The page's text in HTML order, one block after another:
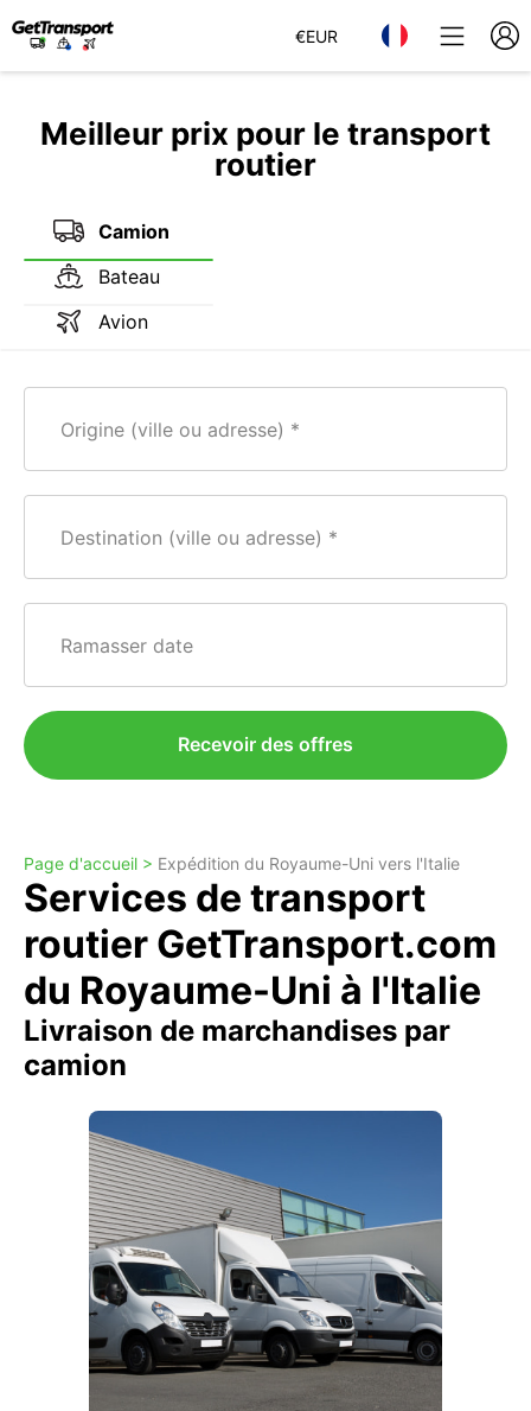
€EUR
Meilleur prix pour le transport
routier
Camion
Bateau
Avion
Origine (ville ou adresse)
Destination (ville ou adresse)
Ramasser date
Recevoir des offres
Page d'accueil > Expédition du Royaume-Uni vers l'Italie
Services de transport
routier GetTransport.com
du Royaume-Uni à l'Italie
Livraison de marchandises par
camion